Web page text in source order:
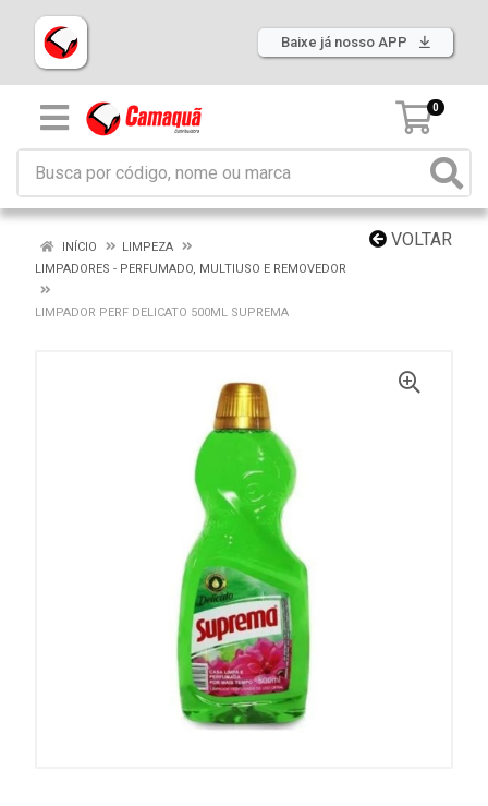
Baixe já nosso APP
0
VOLTAR
INÍCIO
LIMPEZA
LIMPADORES - PERFUMADO, MULTIUSO E REMOVEDOR
LIMPADOR PERF DELICATO 500ML SUPREMA